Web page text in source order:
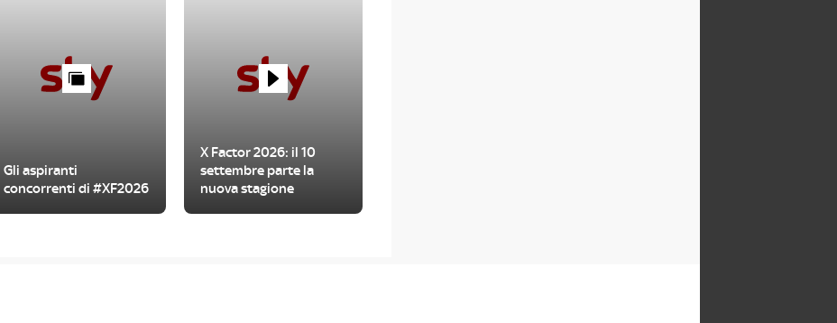
Gli aspiranti
concorrenti di #XF2026
X Factor 2026: il 10
settembre parte la
nuova stagione